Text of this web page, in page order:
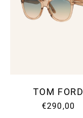
TOM FORD
€290,00